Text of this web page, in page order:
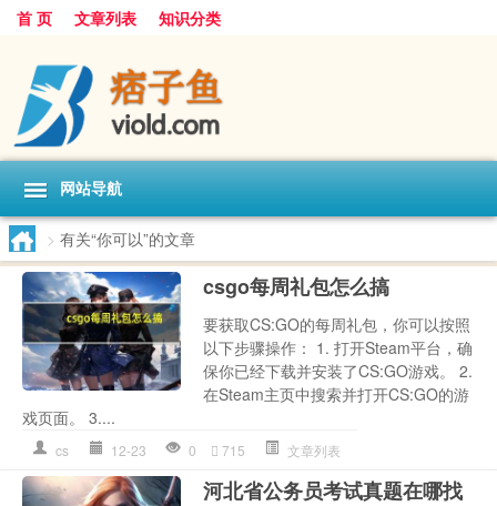
首 页 文章列表 知识分类
网站导航
> 有关“你可以”的文章
csgo每周礼包怎么搞
要获取CS:GO的每周礼包，你可以按照
以下步骤操作： 1. 打开Steam平台，确
保你已经下载并安装了CS:GO游戏。 2.
在Steam主页中搜索并打开CS:GO的游
戏页面。 3....
cs 12-23 0 715 文章列表
河北省公务员考试真题在哪找